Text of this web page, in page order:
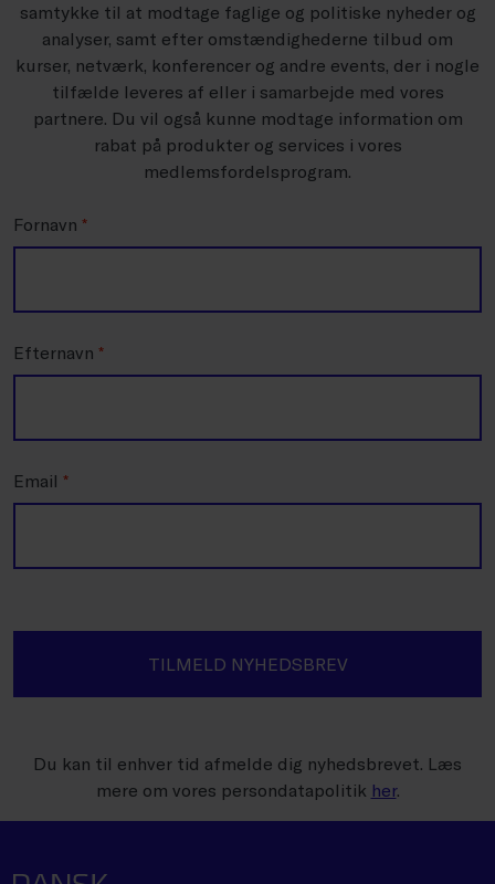
samtykke til at modtage faglige og politiske nyheder og
analyser, samt efter omstændighederne tilbud om
kurser, netværk, konferencer og andre events, der i nogle
tilfælde leveres af eller i samarbejde med vores
partnere. Du vil også kunne modtage information om
rabat på produkter og services i vores
medlemsfordelsprogram.
Fornavn *
Efternavn *
Email *
TILMELD NYHEDSBREV
Du kan til enhver tid afmelde dig nyhedsbrevet. Læs
mere om vores persondatapolitik her.